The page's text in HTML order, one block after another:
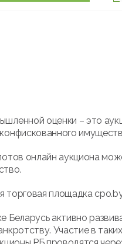
оценки – это
онлайн аукциона
торговая площадка
Беларусь активно
Участие в